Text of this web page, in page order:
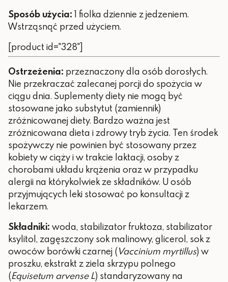
Sposób użycia: 1 fiolka dziennie z jedzeniem.
Wstrząsnąć przed użyciem.
[product id="328"]
Ostrzeżenia: przeznaczony dla osób dorosłych.
Nie przekraczać zalecanej porcji do spożycia w
ciągu dnia. Suplementy diety nie mogą być
stosowane jako substytut (zamiennik)
zróżnicowanej diety. Bardzo ważna jest
zróżnicowana dieta i zdrowy tryb życia. Ten środek
spożywczy nie powinien być stosowany przez
kobiety w ciąży i w trakcie laktacji, osoby z
chorobami układu krążenia oraz w przypadku
alergii na którykolwiek ze składników. U osób
przyjmujących leki stosować po konsultacji z
lekarzem.
Składniki: woda, stabilizator fruktoza, stabilizator
ksylitol, zagęszczony sok malinowy, glicerol, sok z
owoców borówki czarnej (Vaccinium myrtillus) w
proszku, ekstrakt z ziela skrzypu polnego
(Equisetum arvense L) standaryzowany na